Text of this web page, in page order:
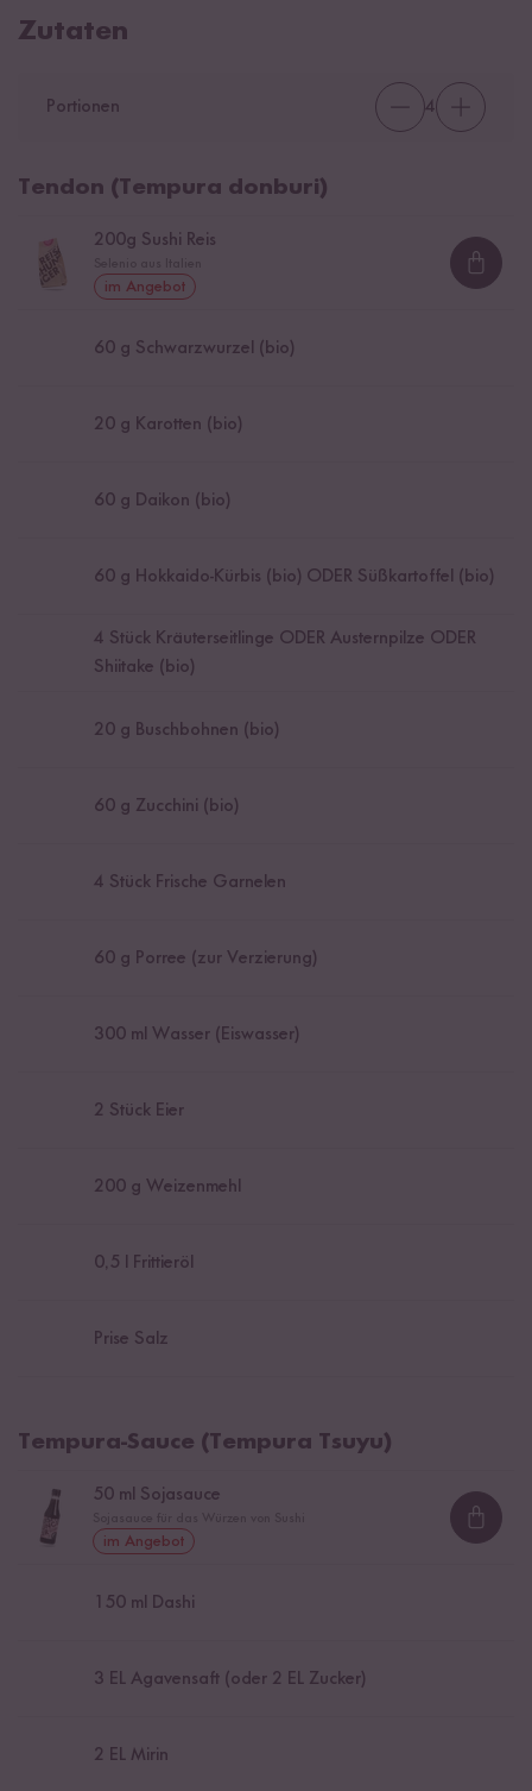
Zutaten
Portionen 4
Tendon (Tempura donburi)
200g Sushi Reis
im Angebot
60 g Schwarzwurzel (bio)
20 g Karotten (bio)
60 g Daikon (bio)
60 g Hokkaido-Kürbis (bio) ODER Süßkartoffel (bio)
4 Stück Kräuterseitlinge ODER Austernpilze ODER
Shiitake (bio)
20 g Buschbohnen (bio)
60 g Zucchini (bio)
4 Stück Frische Garnelen
60 g Porree (zur Verzierung)
300 ml Wasser (Eiswasser)
2 Stück Eier
200 g Weizenmehl
0,5 l Frittieröl
Prise Salz
Tempura-Sauce (Tempura Tsuyu)
50 ml Sojasauce
im Angebot
150 ml Dashi
3 EL Agavensaft (oder 2 EL Zucker)
2 EL Mirin